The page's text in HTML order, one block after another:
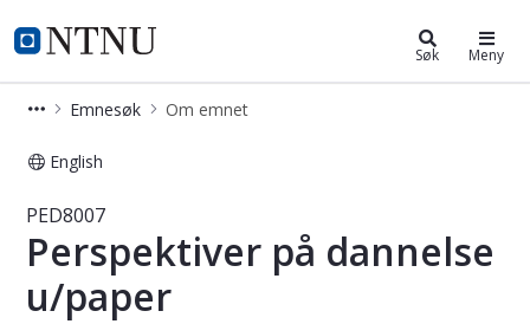
NTNU Hjemmeside
Studier Søk Meny
Emnesøk Om emnet
English
Emne - Perspektiver på dannelse u/
PED8007
Perspektiver på dannelse
u/paper